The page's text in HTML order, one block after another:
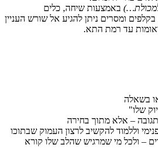
…) באמצעות שיחה, כלים
ומסרים ניתן להגיע אל שורש העניין
עד רמת התא.
בשאלה
שלו"
– אלא מתוך בחירה
וללמוד להקשיב לרצון העמוק שבתוכו
– ולכל מי שמרגיש שהלב שלו קורא